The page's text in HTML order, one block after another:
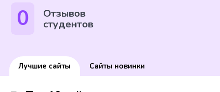
0 Отзывов
студентов
Лучшие сайты Сайты новинки